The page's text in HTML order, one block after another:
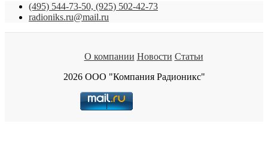
(495) 544-73-50, (925) 502-42-73
radioniks.ru@mail.ru
О компании Новости Статьи
2026 ООО "Компания Радионикс"